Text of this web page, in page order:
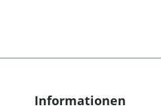
Informationen